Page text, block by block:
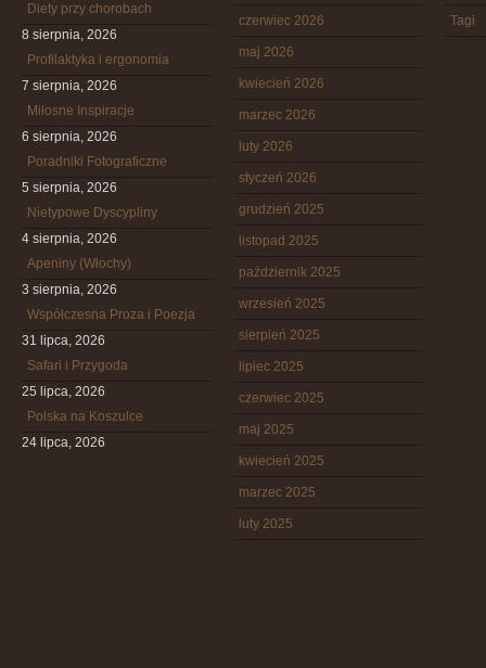
Diety przy chorobach
8 sierpnia, 2026
Profilaktyka i ergonomia
7 sierpnia, 2026
Miłosne Inspiracje
6 sierpnia, 2026
Poradniki Fotograficzne
5 sierpnia, 2026
Nietypowe Dyscypliny
4 sierpnia, 2026
Apeniny (Włochy)
3 sierpnia, 2026
Współczesna Proza i Poezja
31 lipca, 2026
Safari i Przygoda
25 lipca, 2026
Polska na Koszulce
24 lipca, 2026
czerwiec 2026
maj 2026
kwiecień 2026
marzec 2026
luty 2026
styczeń 2026
grudzień 2025
listopad 2025
październik 2025
wrzesień 2025
sierpień 2025
lipiec 2025
czerwiec 2025
maj 2025
kwiecień 2025
marzec 2025
luty 2025
Tagi